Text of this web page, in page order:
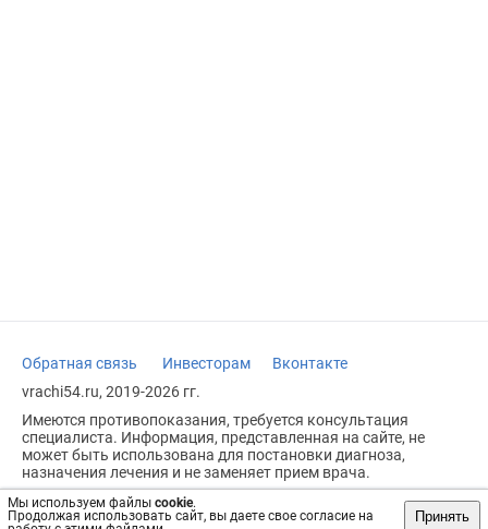
Мы используем файлы cookie.
Продолжая использовать сайт, вы даете свое согласие на
Принять
Обратная связь Инвесторам
Вконтакте
vrachi54.ru, 2019-2026 гг.
Имеются противопоказания, требуется консультация
специалиста. Информация, представленная на сайте, не
может быть использована для постановки диагноза,
назначения лечения и не заменяет прием врача.
Возрастное ограничение: 18+